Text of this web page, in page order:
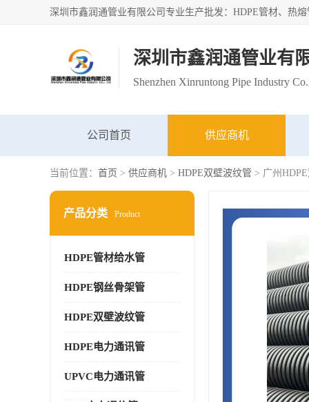
深圳市鑫润通管业有
Shenzhen Xinruntong Pipe Industry
公司首页 供应商机
当前位置： 首页 > 供应商机 > HDPE双壁波纹管 > 广州
产品分类 Product
HDPE管材给水管
HDPE钢丝骨架管
HDPE双壁波纹管
HDPE电力通讯管
UPVC电力通讯管